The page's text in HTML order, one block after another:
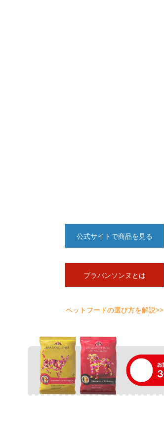
公式サイトで商品を見る
ブラバンソンヌとは
ペットフードの選び方を解説>>